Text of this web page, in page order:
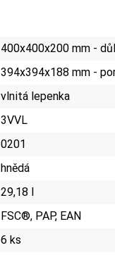
400x400x200 mm -
394x394x188 mm -
vlnitá lepenka
3VVL
0201
hnědá
29,18 l
FSC®, PAP, EAN
6 ks